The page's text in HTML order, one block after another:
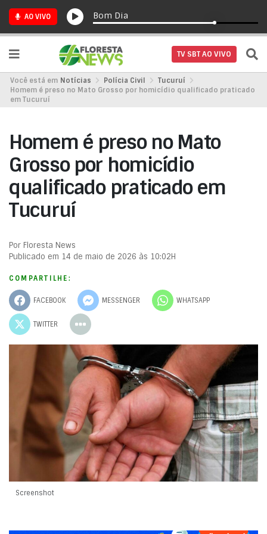
AO VIVO Bom Dia
TV SBT AO VIVO
Você está em Notícias Polícia Civil
Tucuruí
Homem é preso no Mato Grosso por homicídio qualificado praticado
em Tucuruí
Homem é preso no Mato
Grosso por homicídio
qualificado praticado em
Tucuruí
Por Floresta News
Publicado em 14 de maio de 2026 às 10:02H
COMPARTILHE:
FACEBOOK MESSENGER WHATSAPP
TWITTER
Screenshot